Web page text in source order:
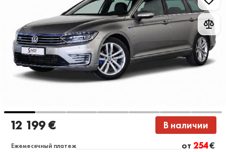
12 199 € В наличии
Ежемесячный платеж от 254€